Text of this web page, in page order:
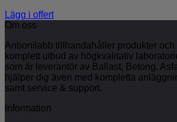
Lägg i offert
Om oss
Anbonilabb tillhandahåller produkter och
komplett utbud av högkvalitativ
som är leverantör av Ballast, Betong,
hjälper dig även med kompletta
samt service & support.
Information